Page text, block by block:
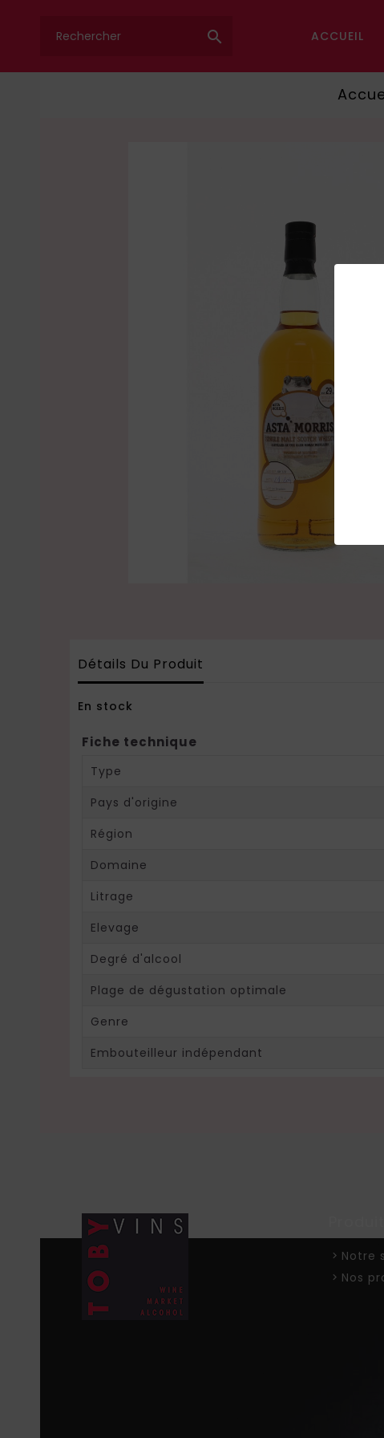
 ACCUEIL
Détails Du Produit
En stock
Fiche technique
Type
Pays d'origine
Région
Domaine
Litrage
Elevage
Degré d'alcool
Plage de dégustation optimale
Genre
Embouteilleur indépendant
Notre
Nos